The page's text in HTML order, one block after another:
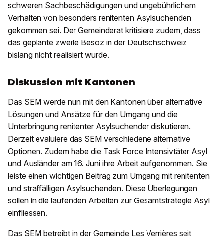
schweren Sachbeschädigungen und ungebührlichem
Verhalten von besonders renitenten Asylsuchenden
gekommen sei. Der Gemeinderat kritisiere zudem, dass
das geplante zweite Besoz in der Deutschschweiz
bislang nicht realisiert wurde.
Diskussion mit Kantonen
Das SEM werde nun mit den Kantonen über alternative
Lösungen und Ansätze für den Umgang und die
Unterbringung renitenter Asylsuchender diskutieren.
Derzeit evaluiere das SEM verschiedene alternative
Optionen. Zudem habe die Task Force Intensivtäter Asyl
und Ausländer am 16. Juni ihre Arbeit aufgenommen. Sie
leiste einen wichtigen Beitrag zum Umgang mit renitenten
und straffälligen Asylsuchenden. Diese Überlegungen
sollen in die laufenden Arbeiten zur Gesamtstrategie Asyl
einfliessen.
Das SEM betreibt in der Gemeinde Les Verrières seit